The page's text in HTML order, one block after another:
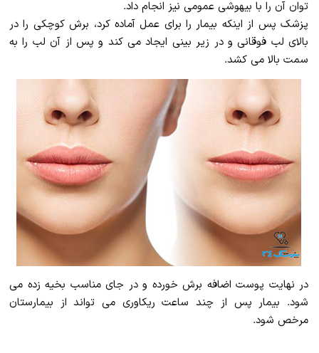
توان آن را با بیهوشی عمومی نیز انجام داد.
پزشک پس از اینکه بیمار را برای عمل آماده کرد، برش کوچکی را در
بالای لب فوقانی و در زیر بینی ایجاد می کند و پس از آن لب را به
سمت بالا می کشد.
در نهایت پوست اضافه برش خورده و در جای مناسب بخیه زده می
شود. بیمار پس از چند ساعت ریکاوری می تواند از بیمارستان
مرخص شود.